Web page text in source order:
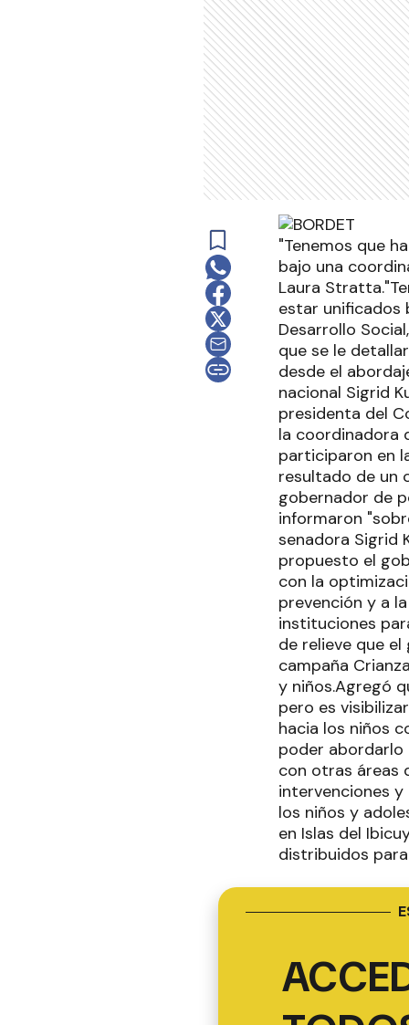
"Tenemos que
bajo una
Laura
estar unificados
Desarrollo
que se le
desde el
nacional Sigrid
presidenta del
la coordinadora
participaron en
resultado de un
gobernador de
informaron
senadora Sigrid
propuesto el
con la
prevención y a
instituciones
de relieve que
campaña
y niños.Agregó
pero es
hacia los niños
poder abordarlo
con otras áreas
intervenciones
los niños y
en Islas del
distribuidos